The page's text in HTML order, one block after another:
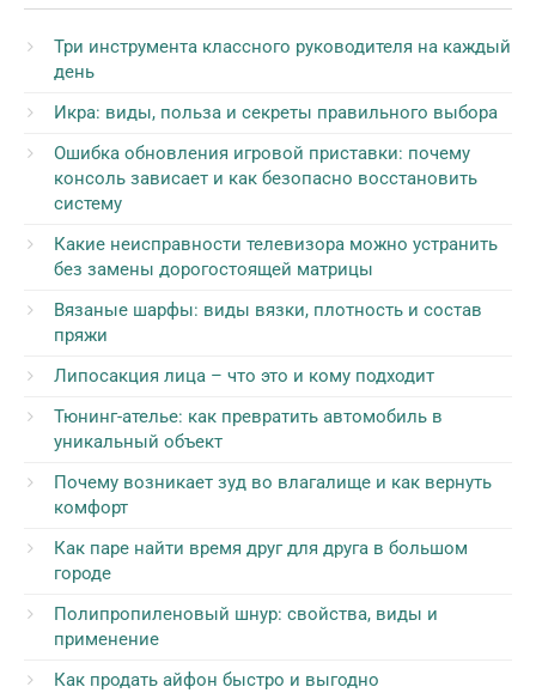
Три инструмента классного руководителя на каждый
день
Икра: виды, польза и секреты правильного выбора
Ошибка обновления игровой приставки: почему
консоль зависает и как безопасно восстановить
систему
Какие неисправности телевизора можно устранить
без замены дорогостоящей матрицы
Вязаные шарфы: виды вязки, плотность и состав
пряжи
Липосакция лица – что это и кому подходит
Тюнинг-ателье: как превратить автомобиль в
уникальный объект
Почему возникает зуд во влагалище и как вернуть
комфорт
Как паре найти время друг для друга в большом
городе
Полипропиленовый шнур: свойства, виды и
применение
Как продать айфон быстро и выгодно